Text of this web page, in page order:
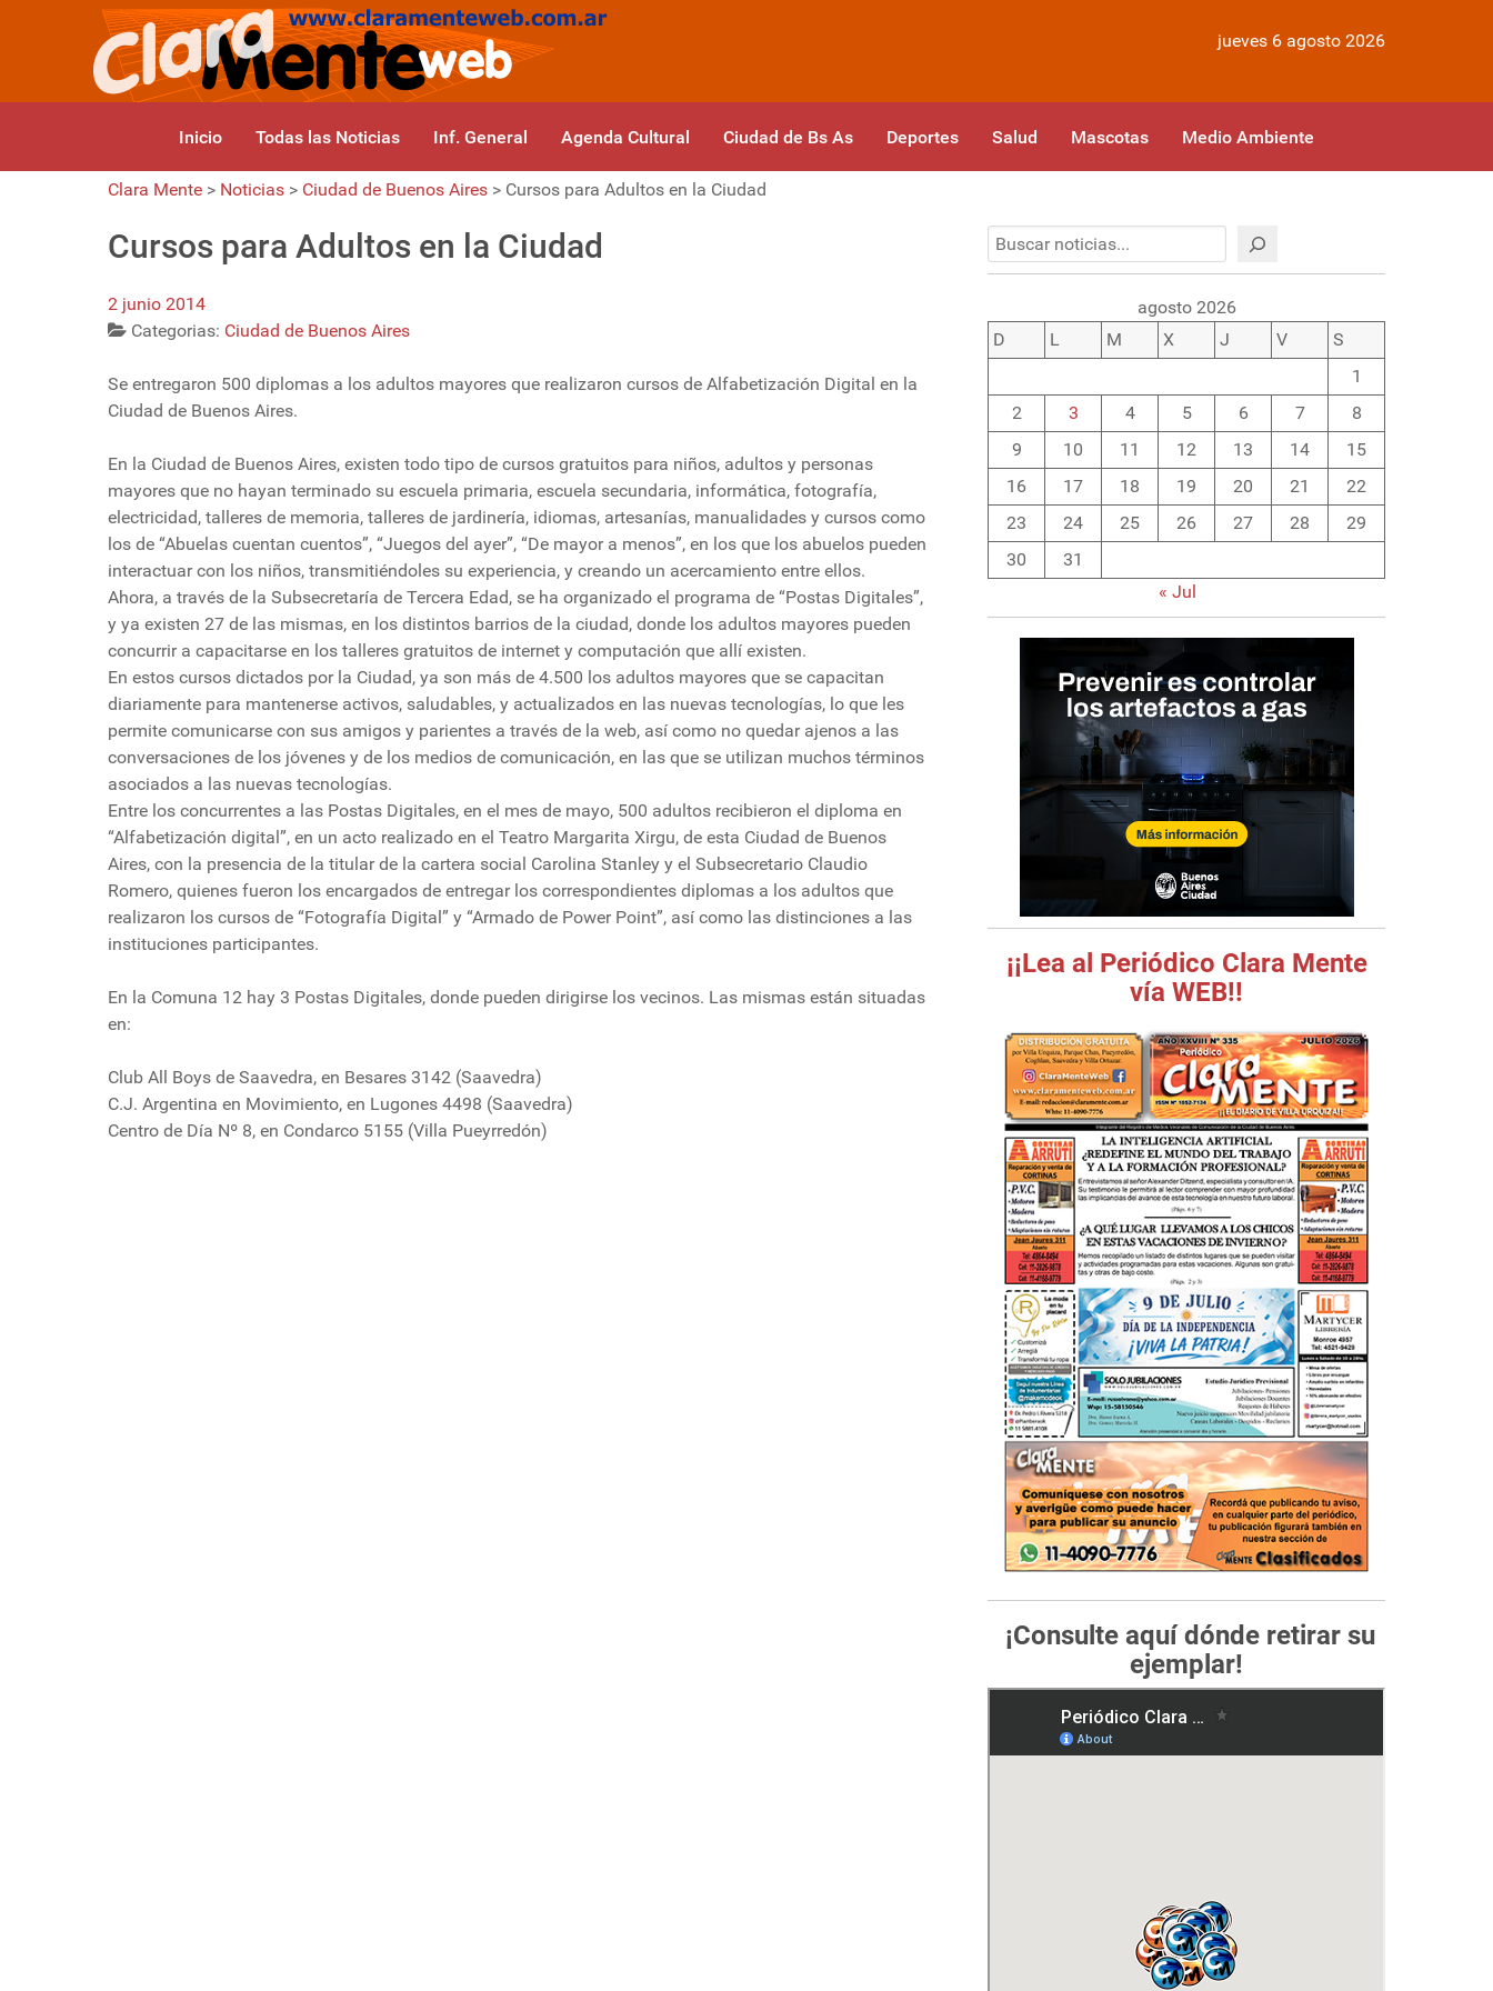
jueves 6 agosto 2026
Inicio Todas las Noticias Inf. General Agenda Cultural Ciudad de Bs As Deportes Salud Mascotas Medio Ambiente
Clara Mente > Noticias > Ciudad de Buenos Aires > Cursos para Adultos en la Ciudad
Cursos para Adultos en la Ciudad
2 junio 2014
Categorias: Ciudad de Buenos Aires
Se entregaron 500 diplomas a los adultos mayores que realizaron cursos de Alfabetización Digital en la
Ciudad de Buenos Aires.
En la Ciudad de Buenos Aires, existen todo tipo de cursos gratuitos para niños, adultos y personas
mayores que no hayan terminado su escuela primaria, escuela secundaria, informática, fotografía,
electricidad, talleres de memoria, talleres de jardinería, idiomas, artesanías, manualidades y cursos como
los de “Abuelas cuentan cuentos”, “Juegos del ayer”, “De mayor a menos”, en los que los abuelos pueden
interactuar con los niños, transmitiéndoles su experiencia, y creando un acercamiento entre ellos.
Ahora, a través de la Subsecretaría de Tercera Edad, se ha organizado el programa de “Postas Digitales”,
y ya existen 27 de las mismas, en los distintos barrios de la ciudad, donde los adultos mayores pueden
concurrir a capacitarse en los talleres gratuitos de internet y computación que allí existen.
En estos cursos dictados por la Ciudad, ya son más de 4.500 los adultos mayores que se capacitan
diariamente para mantenerse activos, saludables, y actualizados en las nuevas tecnologías, lo que les
permite comunicarse con sus amigos y parientes a través de la web, así como no quedar ajenos a las
conversaciones de los jóvenes y de los medios de comunicación, en las que se utilizan muchos términos
asociados a las nuevas tecnologías.
Entre los concurrentes a las Postas Digitales, en el mes de mayo, 500 adultos recibieron el diploma en
“Alfabetización digital”, en un acto realizado en el Teatro Margarita Xirgu, de esta Ciudad de Buenos
Aires, con la presencia de la titular de la cartera social Carolina Stanley y el Subsecretario Claudio
Romero, quienes fueron los encargados de entregar los correspondientes diplomas a los adultos que
realizaron los cursos de “Fotografía Digital” y “Armado de Power Point”, así como las distinciones a las
instituciones participantes.
En la Comuna 12 hay 3 Postas Digitales, donde pueden dirigirse los vecinos. Las mismas están situadas
en:
Club All Boys de Saavedra, en Besares 3142 (Saavedra)
C.J. Argentina en Movimiento, en Lugones 4498 (Saavedra)
Centro de Día Nº 8, en Condarco 5155 (Villa Pueyrredón)
agosto 2026
D
L M X J V
S
1
2
3 4 5 6 7
8
9
10 11 12 13 14
15
16
17 18 19 20 21
22
23
24 25 26 27 28
29
30
31
« Jul
¡¡Lea al Periódico Clara Mente
vía WEB!!
¡Consulte aquí dónde retirar su
ejemplar!